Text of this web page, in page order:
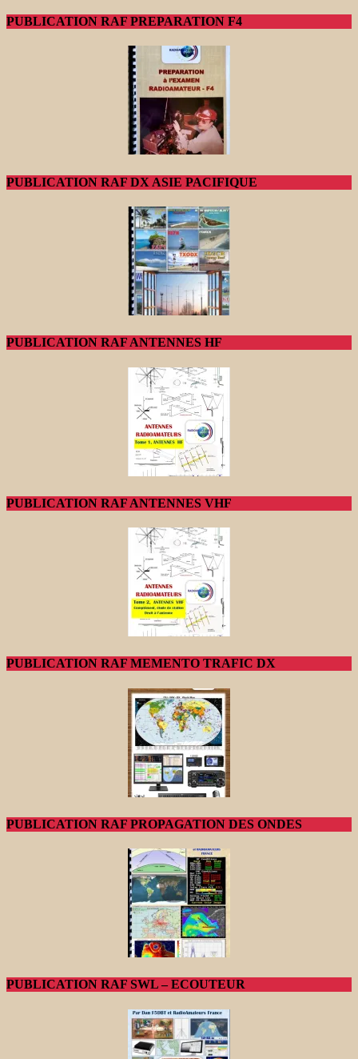
PUBLICATION RAF PREPARATION F4
PUBLICATION RAF DX ASIE PACIFIQUE
PUBLICATION RAF ANTENNES HF
PUBLICATION RAF ANTENNES VHF
PUBLICATION RAF MEMENTO TRAFIC DX
PUBLICATION RAF PROPAGATION DES ONDES
PUBLICATION RAF SWL – ECOUTEUR